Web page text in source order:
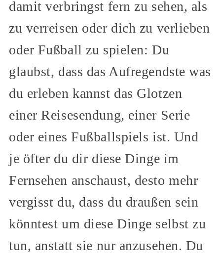
damit verbringst fern zu sehen, als
zu verreisen oder dich zu verlieben
oder Fußball zu spielen: Du
glaubst, dass das Aufregendste was
du erleben kannst das Glotzen
einer Reisesendung, einer Serie
oder eines Fußballspiels ist. Und
je öfter du dir diese Dinge im
Fernsehen anschaust, desto mehr
vergisst du, dass du draußen sein
könntest um diese Dinge selbst zu
tun, anstatt sie nur anzusehen. Du